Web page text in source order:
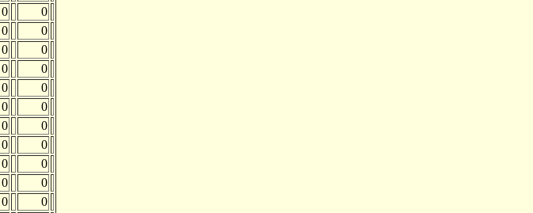
0
0
0
0
0
0
0
0
0
0
0
0
0
0
0
0
0
0
0
0
0
0